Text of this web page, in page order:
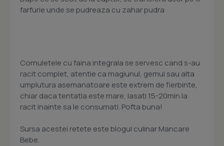
farfurie unde se pudreaza cu zahar pudra
Cornuletele cu faina integrala se servesc cand s-au
racit complet, atentie ca magiunul, gemul sau alta
umplutura asemanatoare este extrem de fierbinte,
chiar daca tentatia este mare, lasati 15-20min la
racit inainte sa le consumati. Pofta buna!
Sursa acestei retete este blogul culinar Mancare
Bebe.